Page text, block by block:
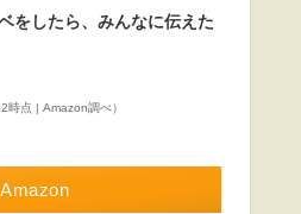
をしたら、みんなに伝えた
時点 | Amazon調べ）
Amazon